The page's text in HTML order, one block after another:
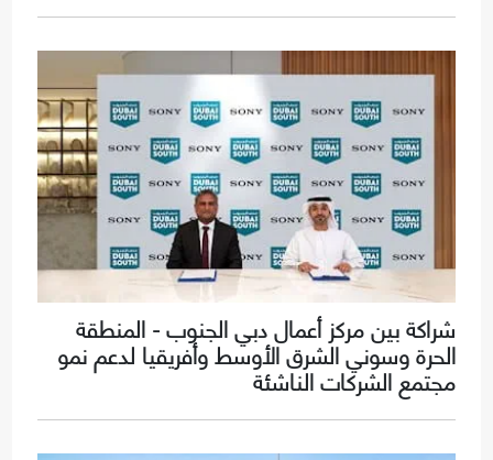
شراكة بين مركز أعمال دبي الجنوب - المنطقة
الحرة وسوني الشرق الأوسط وأفريقيا لدعم نمو
مجتمع الشركات الناشئة